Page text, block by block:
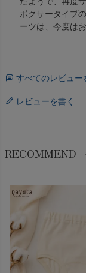
ボクサータイプ
ーツは、今度は
すべてのレビュー
レビューを書く
RECOMMEND